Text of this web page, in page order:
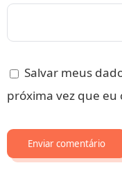
Salvar meus
próxima vez que eu